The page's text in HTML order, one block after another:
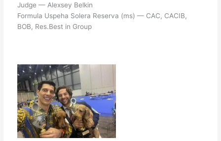
Judge — Alexsey Belkin
Formula Uspeha Solera Reserva (ms) — CAC, CACIB,
BOB, Res.Best in Group